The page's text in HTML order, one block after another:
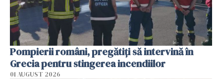
Pompierii români, pregătiţi să intervină în
Grecia pentru stingerea incendiilor
01 AUGUST 2026